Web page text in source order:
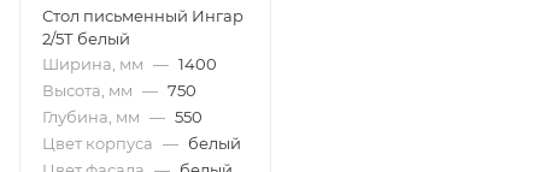
Стол письменный Ингар
2/5Т белый
Ширина, мм — 1400
Высота, мм — 750
Глубина, мм — 550
Цвет корпуса — белый